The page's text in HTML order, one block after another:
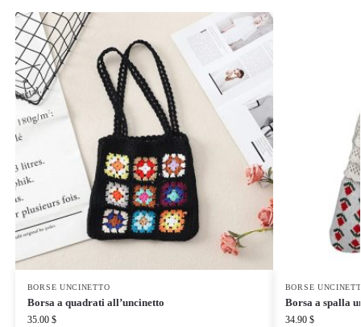
BORSE UNCINETTO
Borsa a quadrati all’uncinetto
35.00 $
BORSE
Borsa a spalla
34.90 $